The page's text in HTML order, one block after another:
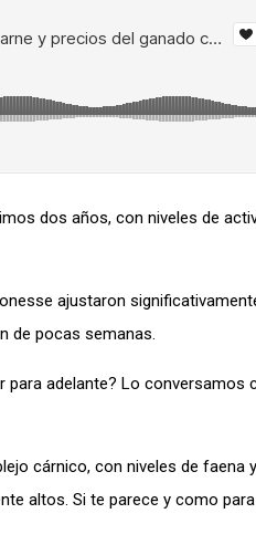
dos años, con niveles de
ajustaron
de pocas semanas.
para adelante? Lo conversamos
cárnico, con niveles de faena
altos. Si te parece y como